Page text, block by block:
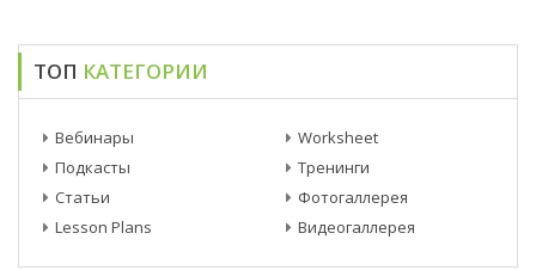
ТОП КАТЕГОРИИ
Вебинары
Подкасты
Статьи
Lesson Plans
Worksheet
Тренинги
Фотогаллерея
Видеогаллерея